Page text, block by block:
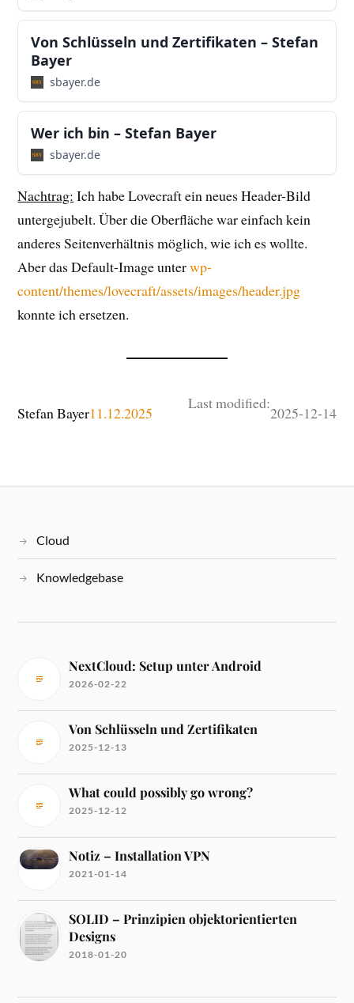
Von Schlüsseln und Zertifikaten – Stefan
Bayer
sbayer.de
Wer ich bin – Stefan Bayer
sbayer.de
Nachtrag: Ich habe Lovecraft ein neues Header-Bild
untergejubelt. Über die Oberfläche war einfach kein
anderes Seitenverhältnis möglich, wie ich es wollte.
Aber das Default-Image unterwp-
content/themes/lovecraft/assets/images/header.jpg
konnte ich ersetzen.
Stefan Bayer11.12.2025
Last modified:
2025-12-14
Cloud
Knowledgebase
NextCloud: Setup unter Android
2026-02-22
Von Schlüsseln und Zertifikaten
2025-12-13
What could possibly go wrong?
2025-12-12
Notiz – Installation VPN
2021-01-14
SOLID – Prinzipien objektorientierten
Designs
2018-01-20